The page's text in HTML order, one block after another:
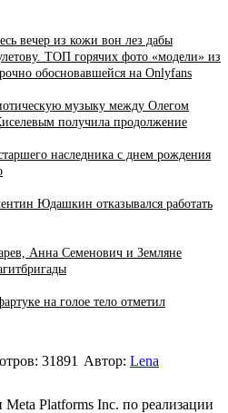
вечер из кожи вон лез дабы
ТОП горячих фото «модели» из
обосновавшейся на Onlyfans
музыку между Олегом
получила продолжение
наследника с днем рождения
Юдашкин отказывался работать
Анна Семенович и Земляне
на голое тело отметил
31891 Автор: Lena
Meta Platforms Inc. по реализации